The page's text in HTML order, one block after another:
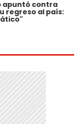
apuntó contra
regreso al país: